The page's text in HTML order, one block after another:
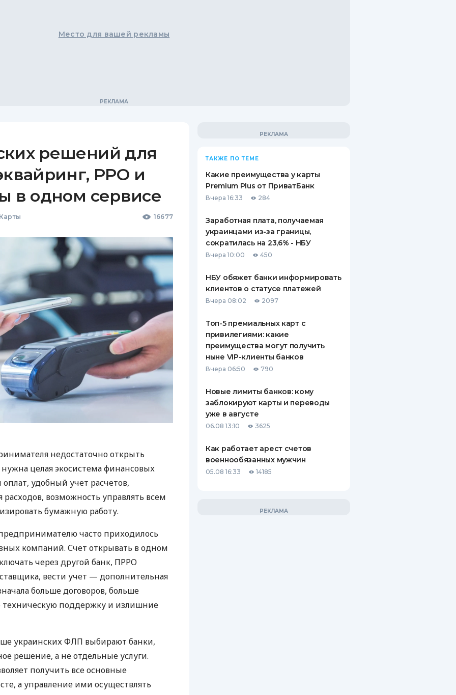
Место для вашей рекламы
решений для
РРО и
в одном сервисе
16677
недостаточно открыть
целая экосистема финансовых
удобный учет расчетов,
возможность управлять всем
бумажную работу.
часто приходилось
компаний. Счет открывать в одном
через другой банк, ПРРО
вести учет — дополнительная
больше договоров, больше
техническую поддержку и излишние
украинских ФЛП выбирают банки,
решение, а не отдельные услуги.
получить все основные
а управление ими осуществлять
ТАКЖЕ ПО ТЕМЕ
Какие преимущества у карты
Premium Plus от ПриватБанк
Вчера 16:33 284
Заработная плата, получаемая
украинцами из-за границы,
сократилась на 23,6% - НБУ
Вчера 10:00 450
НБУ обяжет банки информировать
клиентов о статусе платежей
Вчера 08:02 2097
Топ-5 премиальных карт с
привилегиями: какие
преимущества могут получить
ныне VIP-клиенты банков
Вчера 06:50 790
Новые лимиты банков: кому
заблокируют карты и переводы
уже в августе
06.08 13:10 3625
Как работает арест счетов
военнообязанных мужчин
05.08 16:33 14185